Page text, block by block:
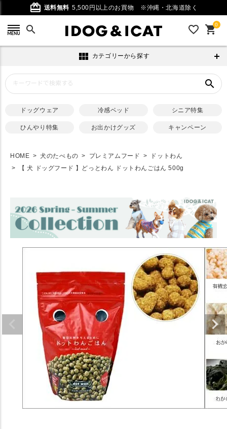
card_giftcard 送料無料 5,500円以上のお買物 ※沖縄・北海道除く
search favorite_outline 0
shopping_cart
view_module カテゴリーから探す
search
ドッグウェア 冷感ベッド シニア特集
ひんやり特集 お出かけグッズ キャンペーン
HOME 犬のたべもの プレミアムフード
ドットわん
【 犬 ドッグフード 】どっとわん ドットわんごはん 500g